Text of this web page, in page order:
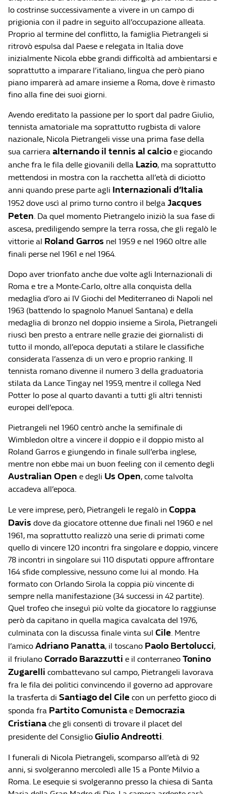
lo costrinse successivamente a vivere in un campo di
prigionia con il padre in seguito all’occupazione alleata.
Proprio al termine del conflitto, la famiglia Pietrangeli si
ritrovò espulsa dal Paese e relegata in Italia dove
inizialmente Nicola ebbe grandi difficoltà ad ambientarsi e
soprattutto a imparare l’italiano, lingua che però piano
piano imparerà ad amare insieme a Roma, dove è rimasto
fino alla fine dei suoi giorni.
Avendo ereditato la passione per lo sport dal padre Giulio,
tennista amatoriale ma soprattutto rugbista di valore
nazionale, Nicola Pietrangeli visse una prima fase della
sua carriera alternando il tennis al calcio e giocando
anche fra le fila delle giovanili della Lazio, ma soprattutto
mettendosi in mostra con la racchetta all’età di diciotto
anni quando prese parte agli Internazionali d’Italia
1952 dove uscì al primo turno contro il belga Jacques
Peten. Da quel momento Pietrangelo iniziò la sua fase di
ascesa, prediligendo sempre la terra rossa, che gli regalò le
vittorie al Roland Garros nel 1959 e nel 1960 oltre alle
finali perse nel 1961 e nel 1964.
Dopo aver trionfato anche due volte agli Internazionali di
Roma e tre a Monte-Carlo, oltre alla conquista della
medaglia d’oro ai IV Giochi del Mediterraneo di Napoli nel
1963 (battendo lo spagnolo Manuel Santana) e della
medaglia di bronzo nel doppio insieme a Sirola, Pietrangeli
riuscì ben presto a entrare nelle grazie dei giornalisti di
tutto il mondo, all’epoca deputati a stilare le classifiche
considerata l’assenza di un vero e proprio ranking. Il
tennista romano divenne il numero 3 della graduatoria
stilata da Lance Tingay nel 1959, mentre il collega Ned
Potter lo pose al quarto davanti a tutti gli altri tennisti
europei dell’epoca.
Pietrangeli nel 1960 centrò anche la semifinale di
Wimbledon oltre a vincere il doppio e il doppio misto al
Roland Garros e giungendo in finale sull’erba inglese,
mentre non ebbe mai un buon feeling con il cemento degli
Australian Open e degli Us Open, come talvolta
accadeva all’epoca.
Le vere imprese, però, Pietrangeli le regalò in Coppa
Davis dove da giocatore ottenne due finali nel 1960 e nel
1961, ma soprattutto realizzò una serie di primati come
quello di vincere 120 incontri fra singolare e doppio, vincere
78 incontri in singolare sui 110 disputati oppure affrontare
164 sfide complessive, nessuno come lui al mondo. Ha
formato con Orlando Sirola la coppia più vincente di
sempre nella manifestazione (34 successi in 42 partite).
Quel trofeo che inseguì più volte da giocatore lo raggiunse
però da capitano in quella magica cavalcata del 1976,
culminata con la discussa finale vinta sul Cile. Mentre
l’amico Adriano Panatta, il toscano Paolo Bertolucci,
il friulano Corrado Barazzutti e il conterraneo Tonino
Zugarelli combattevano sul campo, Pietrangeli lavorava
fra le fila dei politici convincendo il governo ad approvare
la trasferta di Santiago del Cile con un perfetto gioco di
sponda fra Partito Comunista e Democrazia
Cristiana che gli consentì di trovare il placet del
presidente del Consiglio Giulio Andreotti.
I funerali di Nicola Pietrangeli, scomparso all’età di 92
anni, si svolgeranno mercoledì alle 15 a Ponte Milvio a
Roma. Le esequie si svolgeranno presso la chiesa di Santa